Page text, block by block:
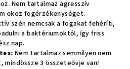
Nem tartalmaz agresszív
okoz fogérzékenységet.
szén nemcsak a fogakat fehéríti,
a baktériumoktól, így friss
nap.
Nem tartalmaz semmilyen nem
mindössze 3 összeteővje van!